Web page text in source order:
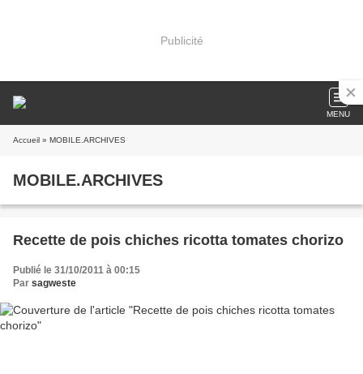
Publicité
MENU
Accueil » MOBILE.ARCHIVES
MOBILE.ARCHIVES
Recette de pois chiches ricotta tomates chorizo
Publié le 31/10/2011 à 00:15
Par sagweste